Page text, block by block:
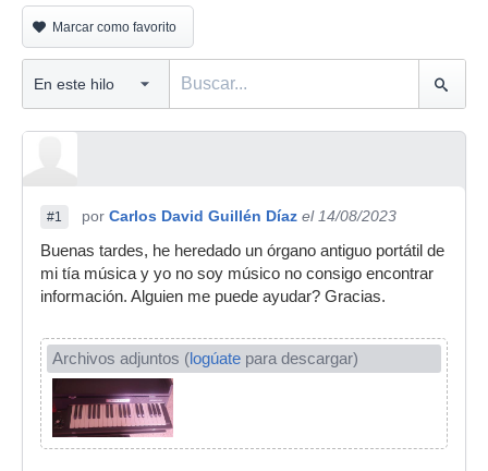
Marcar como favorito
#1 por Carlos David Guillén Díaz el 14/08/2023
Buenas tardes, he heredado un órgano antiguo portátil de
mi tía música y yo no soy músico no consigo encontrar
información. Alguien me puede ayudar? Gracias.
Archivos adjuntos (logúate para descargar)